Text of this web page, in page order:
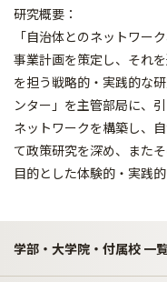
研究概要：
「自治体とのネットワー
事業計画を策定し、それ
を担う戦略的・実践的な
ンター」を主管部局に、
ネットワークを構築し、
て政策研究を深め、また
目的とした体験的・実践
学部・大学院・付属校 一